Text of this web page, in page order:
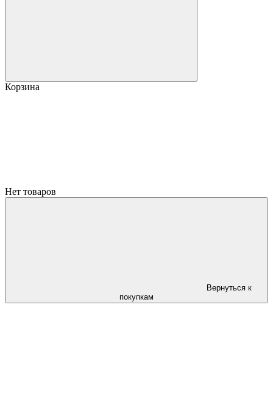
Корзина
Нет товаров
Вернуться к
покупкам